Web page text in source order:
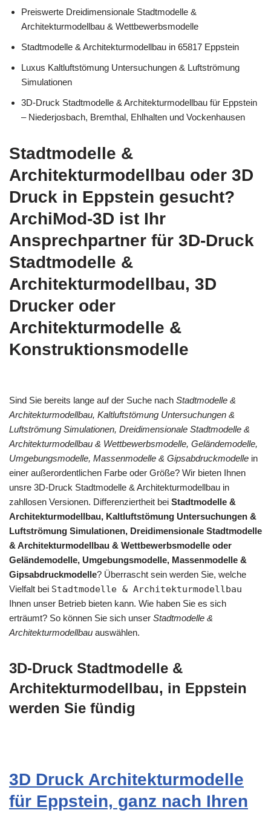
Preiswerte Dreidimensionale Stadtmodelle &
Architekturmodellbau & Wettbewerbsmodelle
Stadtmodelle & Architekturmodellbau in 65817 Eppstein
Luxus Kaltluftstömung Untersuchungen & Luftströmung
Simulationen
3D-Druck Stadtmodelle & Architekturmodellbau für Eppstein
– Niederjosbach, Bremthal, Ehlhalten und Vockenhausen
Stadtmodelle &
Architekturmodellbau oder 3D
Druck in Eppstein gesucht?
ArchiMod-3D ist Ihr
Ansprechpartner für 3D-Druck
Stadtmodelle &
Architekturmodellbau, 3D
Drucker oder
Architekturmodelle &
Konstruktionsmodelle
Sind Sie bereits lange auf der Suche nach Stadtmodelle &
Architekturmodellbau, Kaltluftstömung Untersuchungen &
Luftströmung Simulationen, Dreidimensionale Stadtmodelle &
Architekturmodellbau & Wettbewerbsmodelle, Geländemodelle,
Umgebungsmodelle, Massenmodelle & Gipsabdruckmodelle in
einer außerordentlichen Farbe oder Größe? Wir bieten Ihnen
unsre 3D-Druck Stadtmodelle & Architekturmodellbau in
zahllosen Versionen. Differenziertheit bei Stadtmodelle &
Architekturmodellbau, Kaltluftstömung Untersuchungen &
Luftströmung Simulationen, Dreidimensionale Stadtmodelle
& Architekturmodellbau & Wettbewerbsmodelle oder
Geländemodelle, Umgebungsmodelle, Massenmodelle &
Gipsabdruckmodelle? Überrascht sein werden Sie, welche
Vielfalt bei Stadtmodelle & Architekturmodellbau
Ihnen unser Betrieb bieten kann. Wie haben Sie es sich
erträumt? So können Sie sich unser Stadtmodelle &
Architekturmodellbau auswählen.
3D-Druck Stadtmodelle &
Architekturmodellbau, in Eppstein
werden Sie fündig
3D Druck Architekturmodelle
für Eppstein, ganz nach Ihren